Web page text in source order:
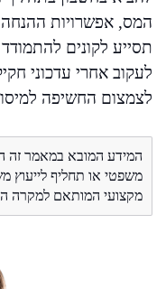
המס, אפשרויות ההנחה
תסייע לקונים
לעקוב אחרי עדכוני
לצמצום החשיפה
המידע המובא במאמר זה
משפטי או תחליף לייעוץ
מקצועי המותאם למקרה